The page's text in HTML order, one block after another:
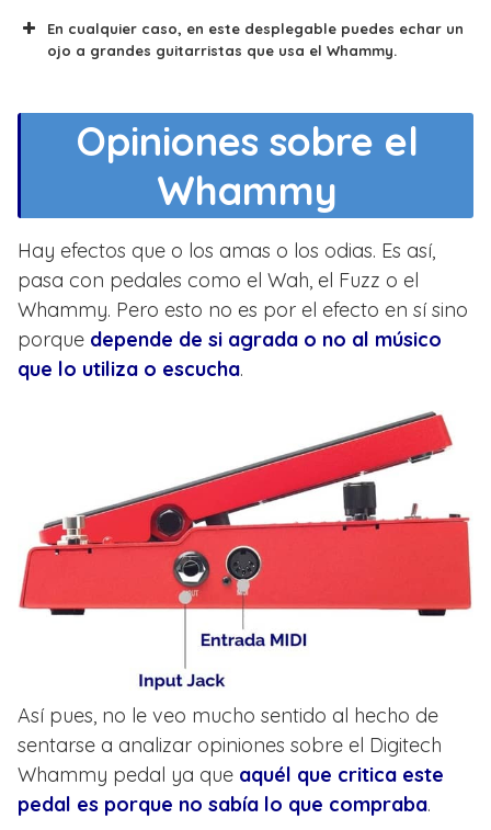
En cualquier caso, en este desplegable puedes echar un
ojo a grandes guitarristas que usa el Whammy.
Billy Corgan (Smashing Pumpkins).
Dave Baksh (Sum 41).
David Gilmour (Pink Floyd).
Dimebag Darrell (Pantera).
Ed O’Brien y Jonny
Greenwood(Radiohead).
Head (Korn).
Jack White.
James Hetfield y Kirk Hammett(Metallica).
Jeff Ament (Pearl Jam).
Jimmy Page (Led Zeppelin).
Joe Perry (Aerosmith).
Joe Satriani.
Joe Trohman’s (Fall Out Boy).
John Frusciante (Red Hot Chili Peppers).
John Petrucci (Dream Theater).
Josh Homme, Dean Fertita y Troy Van
Leeuwen (Queens of the Stone Age).
Kevin Shields (My Bloody Valentine).
Matthew Bellamy (Muse).
Matthew Followill (Kings Of Leon).
Opiniones sobre el
Whammy
Hay efectos que o los amas o los odias. Es así,
pasa con pedales como el Wah, el Fuzz o el
Whammy. Pero esto no es por el efecto en sí sino
porque depende de si agrada o no al músico
que lo utiliza o escucha.
Así pues, no le veo mucho sentido al hecho de
sentarse a analizar opiniones sobre el Digitech
Whammy pedal ya que aquél que critica este
pedal es porque no sabía lo que compraba.